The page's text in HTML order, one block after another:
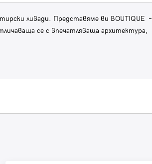
ливади. Представяме ви BOUTIQUE –
се с впечатляваща архитектура,